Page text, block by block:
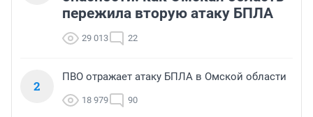
пережила вторую атаку БПЛА
29 013 22
2
ПВО отражает атаку БПЛА в Омской области
18 979 90